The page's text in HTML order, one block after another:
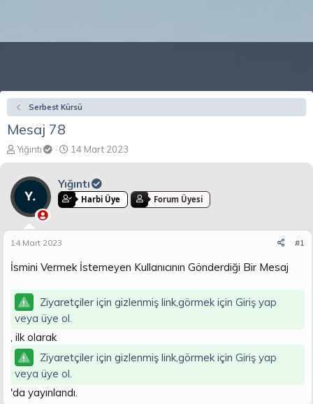
Serbest Kürsü
Mesaj 78
K
o
b
y
a
l
a
n
Yığıntı
B
a
l
a
n
t
a
i
i
14 Mart 2023
Yığıntı
Harbi Üye Forum Üyesi
14 Mart 2023 #1
İsmini Vermek İstemeyen Kullanıcının Gönderdiği Bir Mesaj
Ziyaretçiler için gizlenmiş link,görmek için Giriş yap
veya üye ol.
, ilk olarak
Ziyaretçiler için gizlenmiş link,görmek için Giriş yap
veya üye ol.
'da yayınlandı.